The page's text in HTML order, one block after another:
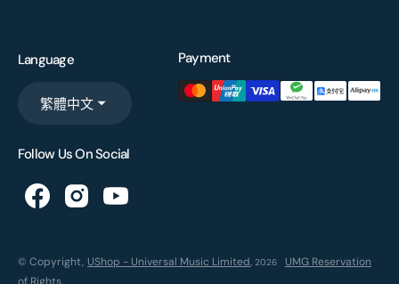
Language
繁體中文
Payment
Follow Us On Social
© Copyright, UShop - Universal Music Limited, 2026
UMG Reservation